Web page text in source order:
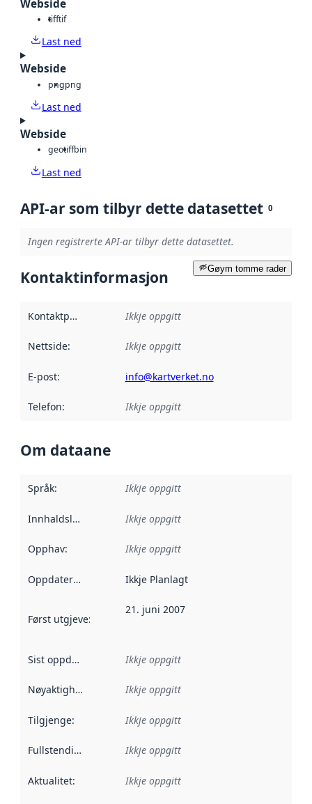
Webside
tifftif
Last ned
Webside
pngpng
Last ned
Webside
geotiffbin
Last ned
API-ar som tilbyr dette datasettet 0
Ingen registrerte API-ar tilbyr dette datasettet.
Gøym tomme rader
Kontaktinformasjon
Kontaktpunkt Ikkje oppgitt
Nettside: Ikkje oppgitt
E-post: info@kartverket.no
Telefon: Ikkje oppgitt
Om dataane
Språk: Ikkje oppgitt
Innhaldsleverandørar :
Ikkje oppgitt
Opphav: Ikkje oppgitt
Oppdateringsfrekvens :
Ikkje Planlagt
Først utgjeve: Denne datoen seier når dataa i dette
21. juni 2007
Sist oppdatert Ikkje oppgitt
Nøyaktigheit Ikkje oppgitt
Tilgjenge: Ikkje oppgitt
Fullstendigheit Ikkje oppgitt
Aktualitet: Ikkje oppgitt